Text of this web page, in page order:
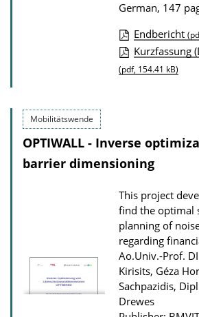
German, 147
P
u
c
a
i
o
n
D
o
w
Endbericht
Kurzfassung
(pdf, 154.41 kB)
Mobilitätswende
OPTIWALL - Inverse
barrier dimensioning
This project
find the optimal
planning of
regarding
Ao.Univ.-Prof.
Kirisits, Géza
Sachpazidis,
Drewes